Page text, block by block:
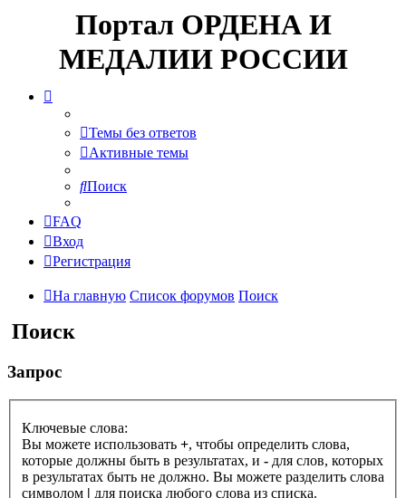
Портал ОРДЕНА И
МЕДАЛИИ РОССИИ
Темы без ответов
Активные темы
Поиск
FAQ
Вход
Регистрация
На главную Список форумов Поиск
Поиск
Запрос
Ключевые слова:
Вы можете использовать +, чтобы определить слова,
которые должны быть в результатах, и - для слов, которых
в результатах быть не должно. Вы можете разделить слова
символом | для поиска любого слова из списка.